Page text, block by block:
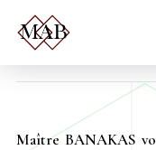
Maître BANAKAS